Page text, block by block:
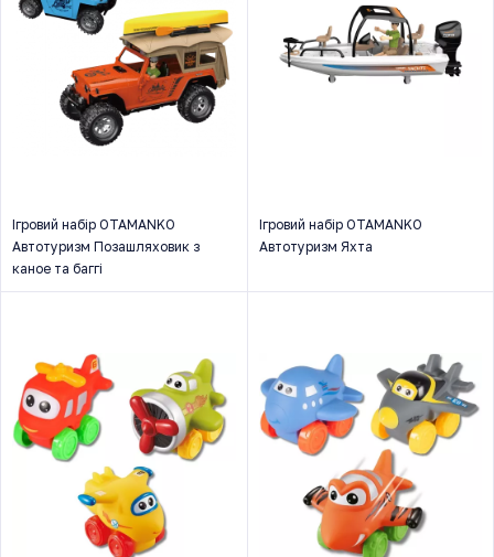
Ігровий набір OTAMANKO
Автотуризм Позашляховик з
каное та баггі
Ігровий набір OTAMANKO
Автотуризм Яхта